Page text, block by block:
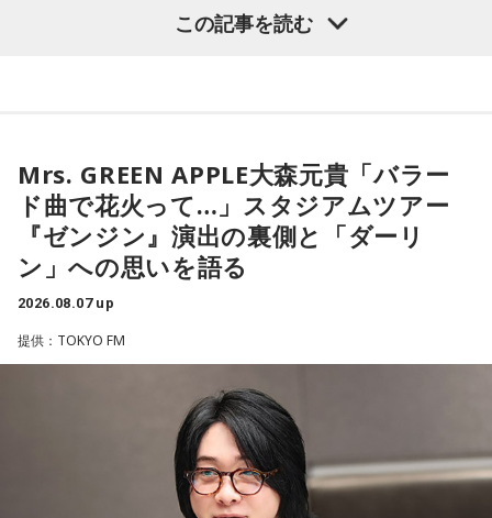
番組名：Dr.Recella presents 江原啓之 おと語り
てみては。
4．どうやって放水しているのか……我慢しすぎ度20％
上手な出し方を気にしたあなた。本音を出そうという意識は
しっかり持っているので、我慢しすぎは少なめです。ただ、
ことも。完璧を意識しすぎず、素直に伝えてみるのがコツで
す。
我慢できるのは、あなたが優しくて、まわりを思いやれる証
拠です。あとは少しだけ、自分の本音も大切にしてあげまし
寅の日は、古くから金運や旅立ちに縁起が良いとされる吉日
■2026年8月8日はどんな日？
2026年8月8日（土）・先勝
・寅の日
・六曜「先勝」（午前中が吉とされる）
「8」が並ぶことから縁起の良い日というイメージを持つ人も
いますが、暦の上では寅の日にあたるのが最大の特徴です。
で、一般的には午前中が吉、午後は控えめ
に過ごすのが良いという考え方があります。
この記事を読む
Mrs. GREEN APPLE大森元貴「バラー
ド曲で花火って…」スタジアムツアー
『ゼンジン』演出の裏側と「ダーリ
ン」への思いを語る
2026.08.07 up
提供：TOKYO FM